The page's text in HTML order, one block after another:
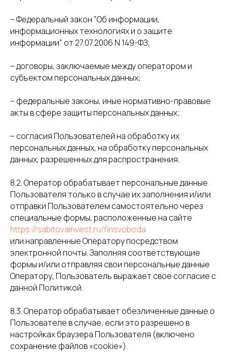
– Федеральный закон "Об информации,
информационных технологиях и о защите
информации" от 27.07.2006 N 149-ФЗ;
– договоры, заключаемые между оператором и
субъектом персональных данных;
– федеральные законы, иные нормативно-правовые
акты в сфере защиты персональных данных;
– согласия Пользователей на обработку их
персональных данных, на обработку персональных
данных, разрешенных для распространения.
8.2. Оператор обрабатывает персональные данные
Пользователя только в случае их заполнения и/или
отправки Пользователем самостоятельно через
специальные формы, расположенные на сайте
https://sabitovainvest.ru/finsvoboda
или направленные Оператору посредством
электронной почты. Заполняя соответствующие
формы и/или отправляя свои персональные данные
Оператору, Пользователь выражает свое согласие с
данной Политикой.
8.3. Оператор обрабатывает обезличенные данные о
Пользователе в случае, если это разрешено в
настройках браузера Пользователя (включено
сохранение файлов «cookie»).